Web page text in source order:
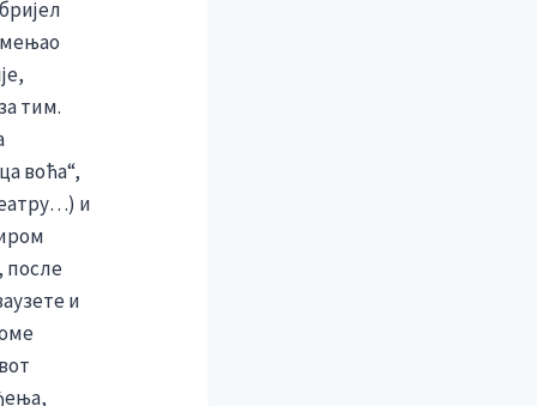
мењао
тим.
воћа“,
и
после
и